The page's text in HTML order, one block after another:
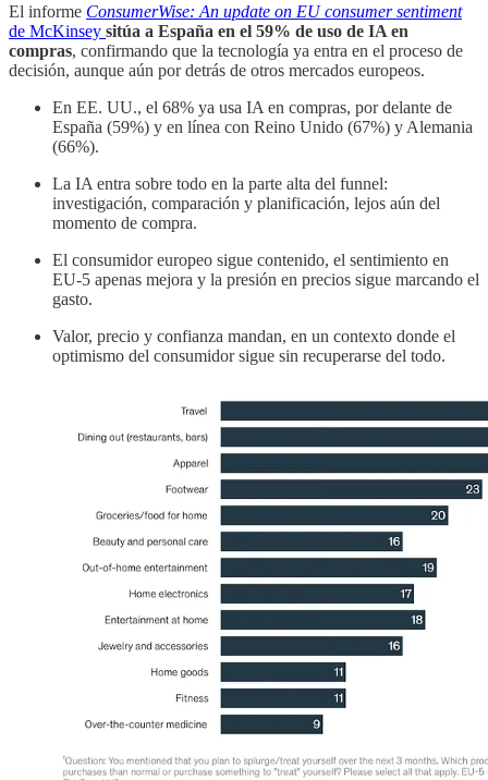
El informe ConsumerWise: An update on EU consumer sentiment
de McKinsey sitúa a España en el 59% de uso de IA en
compras, confirmando que la tecnología ya entra en el proceso de
decisión, aunque aún por detrás de otros mercados europeos.
En EE. UU., el 68% ya usa IA en compras, por delante de
España (59%) y en línea con Reino Unido (67%) y Alemania
(66%).
La IA entra sobre todo en la parte alta del funnel:
investigación, comparación y planificación, lejos aún del
momento de compra.
El consumidor europeo sigue contenido, el sentimiento en
EU-5 apenas mejora y la presión en precios sigue marcando el
gasto.
Valor, precio y confianza mandan, en un contexto donde el
optimismo del consumidor sigue sin recuperarse del todo.